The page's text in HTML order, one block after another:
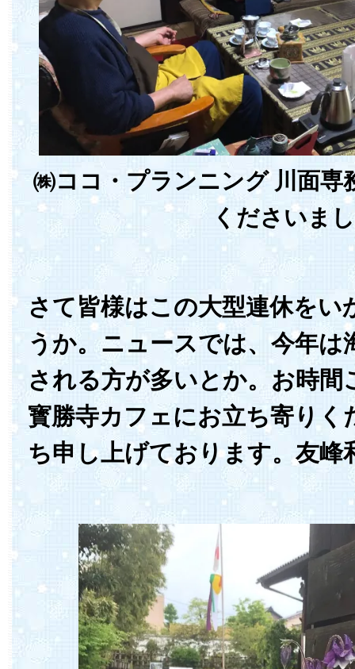
㈱ココ・プランニング 川面専
くださいま
さて皆様はこの大型連休をい
うか。ニュースでは、今年は
される方が多いとか。お時間
寳勝寺カフェにお立ち寄りく
ち申し上げております。友峰